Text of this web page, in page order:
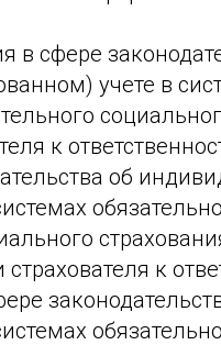
в сфере
учете в
к
об
к